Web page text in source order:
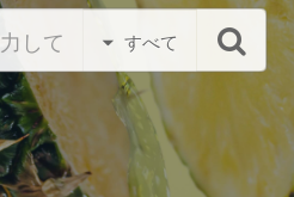
すべて